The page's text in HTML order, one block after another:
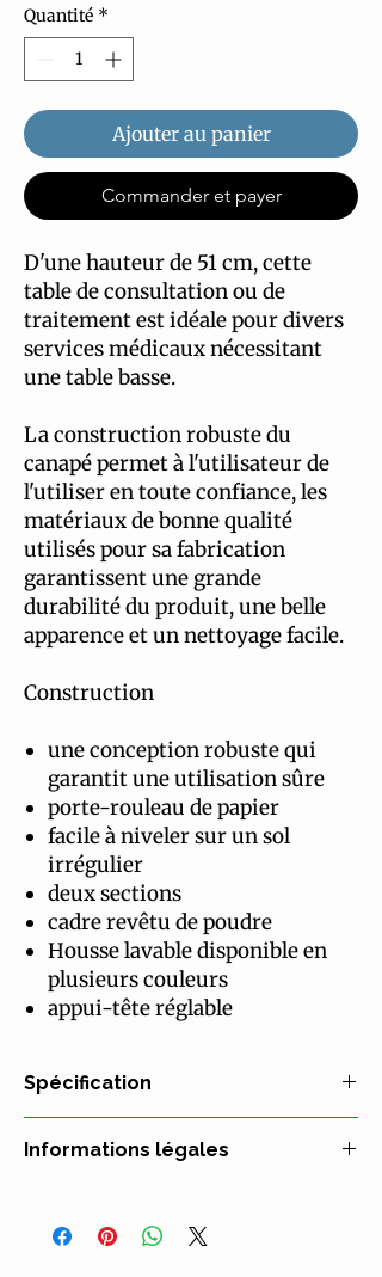
Quantité *
Ajouter au panier
Commander et payer
D'une hauteur de 51 cm, cette
table de consultation ou de
traitement est idéale pour divers
services médicaux nécessitant
une table basse.
La construction robuste du
canapé permet à l'utilisateur de
l'utiliser en toute confiance, les
matériaux de bonne qualité
utilisés pour sa fabrication
garantissent une grande
durabilité du produit, une belle
apparence et un nettoyage facile.
Construction
une conception robuste qui
garantit une utilisation sûre
porte-rouleau de papier
facile à niveler sur un sol
irrégulier
deux sections
cadre revêtu de poudre
Housse lavable disponible en
plusieurs couleurs
appui-tête réglable
Spécification
Modèle
Largeur totale, mm
Informations légales
Représentant de l'UE : UBM Pologne
Certification : Déclaration de conformité